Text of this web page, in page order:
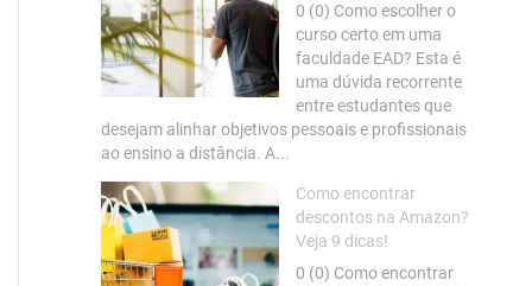
0 (0) Como escolher o
curso certo em uma
faculdade EAD? Esta é
uma dúvida recorrente
entre estudantes que
desejam alinhar objetivos pessoais e profissionais
ao ensino a distância. A...
Como encontrar
descontos na Amazon?
Veja 9 dicas!
0 (0) Como encontrar